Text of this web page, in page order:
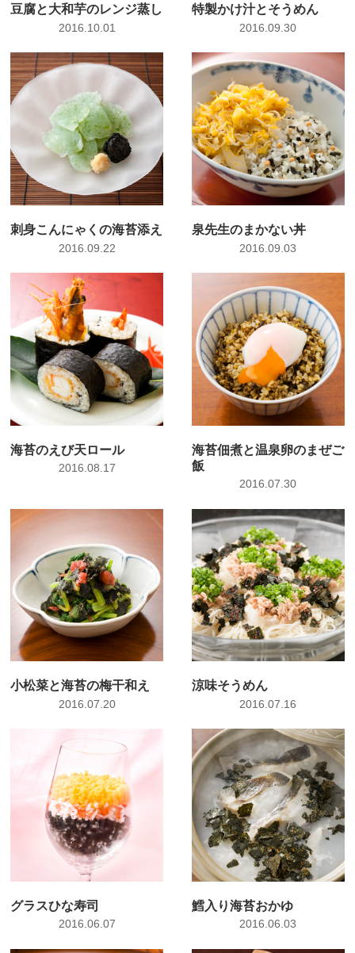
豆腐と大和芋のレンジ蒸し
2016.10.01
特製かけ汁とそうめん
2016.09.30
刺身こんにゃくの海苔添え
2016.09.22
泉先生のまかない丼
2016.09.03
海苔のえび天ロール
2016.08.17
海苔佃煮と温泉卵のまぜご
飯
2016.07.30
小松菜と海苔の梅干和え
2016.07.20
涼味そうめん
2016.07.16
グラスひな寿司
2016.06.07
鱈入り海苔おかゆ
2016.06.03